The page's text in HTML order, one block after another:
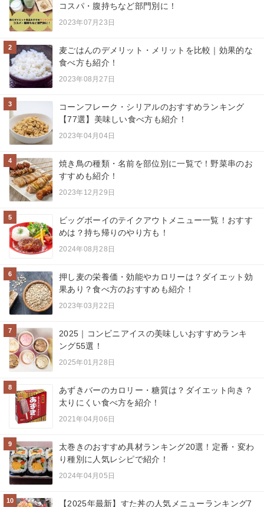
コスパ・腹持ちなど部門別に！
2023年07月23日
2
麦ごはんのデメリット・メリットを比較｜効果的な
食べ方も紹介！
2023年08月27日
3
コーンフレーク・シリアルのおすすめランキング
【77選】美味しい食べ方も紹介！
2023年04月04日
4
焼き鳥の種類・名前を部位別に一覧で！野菜串のお
すすめも紹介！
2023年12月29日
5
ビッグボーイのテイクアウトメニュー一覧！おすす
めは？持ち帰りのやり方も！
2024年08月28日
6
押し麦の栄養価・効能やカロリーは？ダイエット効
果あり？食べ方のおすすめも紹介！
2023年03月22日
7
2025｜コンビニアイスの美味しいおすすめランキ
ング55選！
2025年01月28日
8
あずきバーのカロリー・糖質は？ダイエット向き？
太りにくい食べ方を紹介！
2021年04月06日
9
太巻きのおすすめ具材ランキング20選！定番・変わ
り種別に人気レシピで紹介！
2024年04月05日
10
【2025年最新】すた丼の人気メニューランキング7